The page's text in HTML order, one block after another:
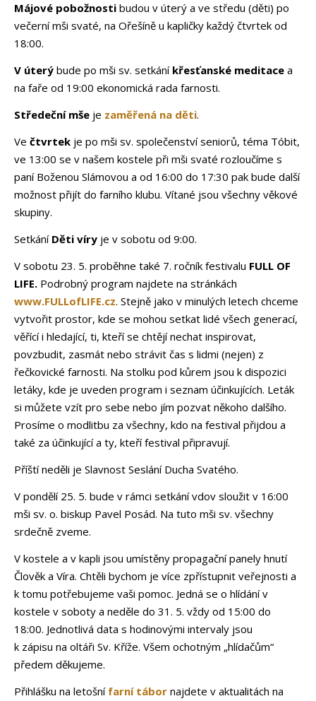
Májové pobožnosti budou v úterý a ve středu (děti) po
večerní mši svaté, na Ořešíně u kapličky každý čtvrtek od
18:00.
V úterý bude po mši sv. setkáníkřesťanské meditace a
na faře od 19:00 ekonomická rada farnosti.
Středeční mše je zaměřená na děti.
Ve čtvrtek je po mši sv. společenství seniorů, téma Tóbit,
ve 13:00 se v našem kostele při mši svaté rozloučíme s
paní Boženou Slámovou a od 16:00 do 17:30 pak bude další
možnost přijít do farního klubu. Vítané jsou všechny věkové
skupiny.
Setkání Děti víry je v sobotu od 9:00.
V sobotu 23. 5. proběhne také 7. ročník festivalu FULL OF
LIFE. Podrobný program najdete na stránkách
www.FULLofLIFE.cz. Stejně jako v minulých letech chceme
vytvořit prostor, kde se mohou setkat lidé všech generací,
věřící i hledající, ti, kteří se chtějí nechat inspirovat,
povzbudit, zasmát nebo strávit čas s lidmi (nejen) z
řečkovické farnosti. Na stolku pod kůrem jsou k dispozici
letáky, kde je uveden program i seznam účinkujících. Leták
si můžete vzít pro sebe nebo jím pozvat někoho dalšího.
Prosíme o modlitbu za všechny, kdo na festival přijdou a
také za účinkující a ty, kteří festival připravují.
Příští neděli je Slavnost Seslání Ducha Svatého.
V pondělí 25. 5. bude v rámci setkání vdov sloužit v 16:00
mši sv. o. biskup Pavel Posád. Na tuto mši sv. všechny
srdečně zveme.
V kostele a v kapli jsou umístěny propagační panely hnutí
Člověk a Víra. Chtěli bychom je více zpřístupnit veřejnosti a
k tomu potřebujeme vaši pomoc. Jedná se o hlídání v
kostele v soboty a neděle do 31. 5. vždy od 15:00 do
18:00. Jednotlivá data s hodinovými intervaly jsou
k zápisu na oltáři Sv. Kříže. Všem ochotným „hlídačům“
předem děkujeme.
Přihlášku na letošní farní tábor najdete v aktualitách na